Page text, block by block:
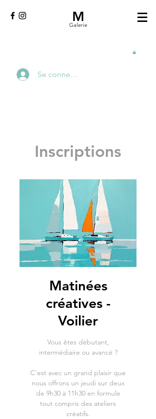
M
Galerie
Se connecter
Inscriptions
Matinées
créatives -
Voilier
Vous êtes débutant,
intermédiaire ou avancé ?
C'est avec un grand plaisir que
nous offrons un jeudi sur deux
de 9h30 à 11h30 en formule
tout compris des ateliers
créatifs.